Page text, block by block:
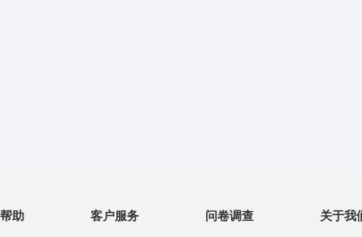
帮助 客户服务 问卷调查 关于我